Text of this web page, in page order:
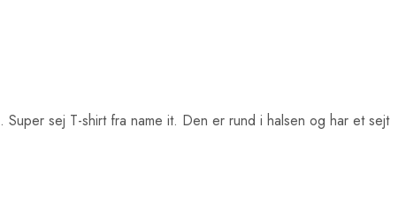
. Super sej T-shirt fra name it. Den er rund i halsen og har et sejt